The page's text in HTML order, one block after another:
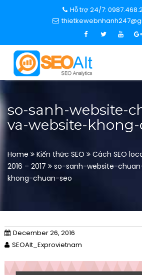
c
n
Hỗ trợ 24/7:
so-sanh-website-
va-website-
Home Kiến thức SEO
Cách SEO
2016 – 2017
so-sanh-website-
khong-chuan-seo
December 26, 2016
SEOAlt_Exprovietnam